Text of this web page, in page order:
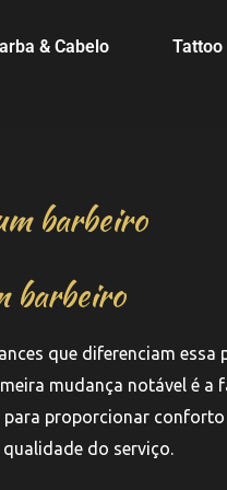
& Cabelo Tattoo
barbeiro
barbeiro
que diferenciam essa
mudança notável é a
proporcionar conforto
do serviço.